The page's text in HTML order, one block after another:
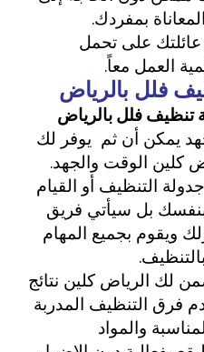
بمفردك.
على تحمل
العمل معاً.
فلل بالرياض
تنظيف فلل بالرياض
يمكن أن ثم يوفر لك
كلين الوقت والجهد.
التنظيف أو القيام
بنفسك بل سيأتي فريق
ويقوم بجميع المهام
لك الرياض كلين نتائج
فرق التنظيف المدربة
والمواد